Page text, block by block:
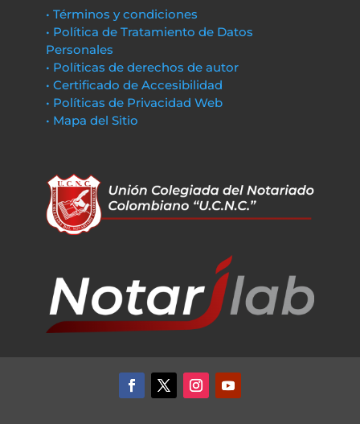
• Términos y condiciones
• Política de Tratamiento de Datos
Personales
• Políticas de derechos de autor
• Certificado de Accesibilidad
• Políticas de Privacidad Web
• Mapa del Sitio